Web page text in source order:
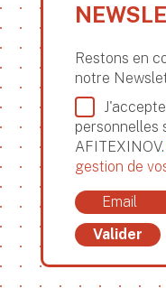
Restons en
notre
personnelles
AFITEXINOV.
gestion de
Valider